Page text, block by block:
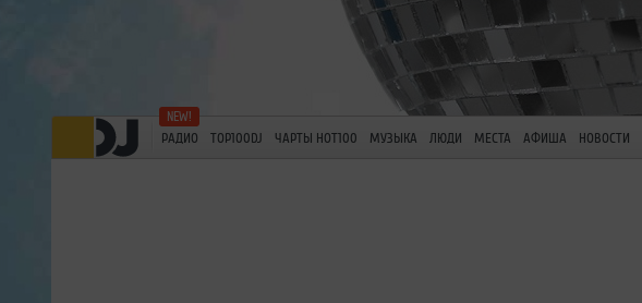
РАДИО TOP100DJ ЧАРТЫ HOT100 МУЗЫКА ЛЮДИ МЕСТА АФИША НОВОСТИ